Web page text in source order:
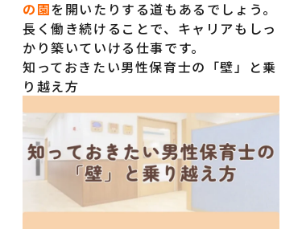
の園を開いたりする道もあるでしょう。
長く働き続けることで、キャリアもしっ
かり築いていける仕事です。
知っておきたい男性保育士の「壁」と乗
り越え方